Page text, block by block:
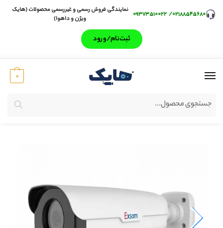
۰۲۱۸۸۵۴۵۶۸۰/ ۰۹۳۷۳۵۱۰۰۲۲
نمایندگی فروش رسمی و غیررسمی محصولات (هایک
ویژن و داهوا)
ثبت‌‌نام/ورود
جستجو
0